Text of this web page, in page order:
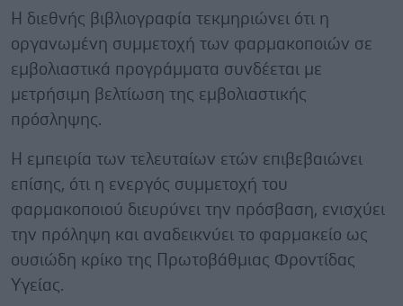
Η διεθνής βιβλιογραφία τεκμηριώνει ότι η
οργανωμένη συμμετοχή των φαρμακοποιών σε
εμβολιαστικά προγράμματα συνδέεται με
μετρήσιμη βελτίωση της εμβολιαστικής
πρόσληψης.
Η εμπειρία των τελευταίων ετών επιβεβαιώνει
επίσης, ότι η ενεργός συμμετοχή του
φαρμακοποιού διευρύνει την πρόσβαση, ενισχύει
την πρόληψη και αναδεικνύει το φαρμακείο ως
ουσιώδη κρίκο της Πρωτοβάθμιας Φροντίδας
Υγείας.